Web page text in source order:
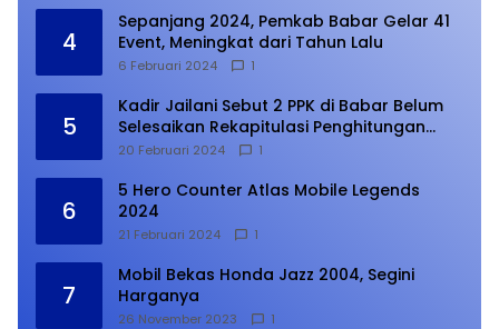
4
Sepanjang 2024, Pemkab Babar Gelar 41
Event, Meningkat dari Tahun Lalu
6 Februari 2024 1
5
Kadir Jailani Sebut 2 PPK di Babar Belum
Selesaikan Rekapitulasi Penghitungan
Suara
20 Februari 2024 1
6
5 Hero Counter Atlas Mobile Legends
2024
21 Februari 2024 1
7
Mobil Bekas Honda Jazz 2004, Segini
Harganya
26 November 2023 1